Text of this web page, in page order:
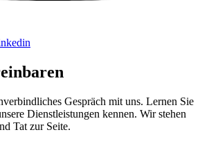
Gespräch mit uns. Lernen Sie
Dienstleistungen kennen. Wir stehen
Tat zur Seite.